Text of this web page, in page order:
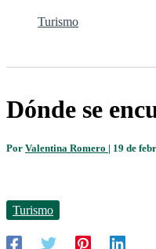
Turismo
Dónde se
Por Valentina Romero | 19 de
Turismo